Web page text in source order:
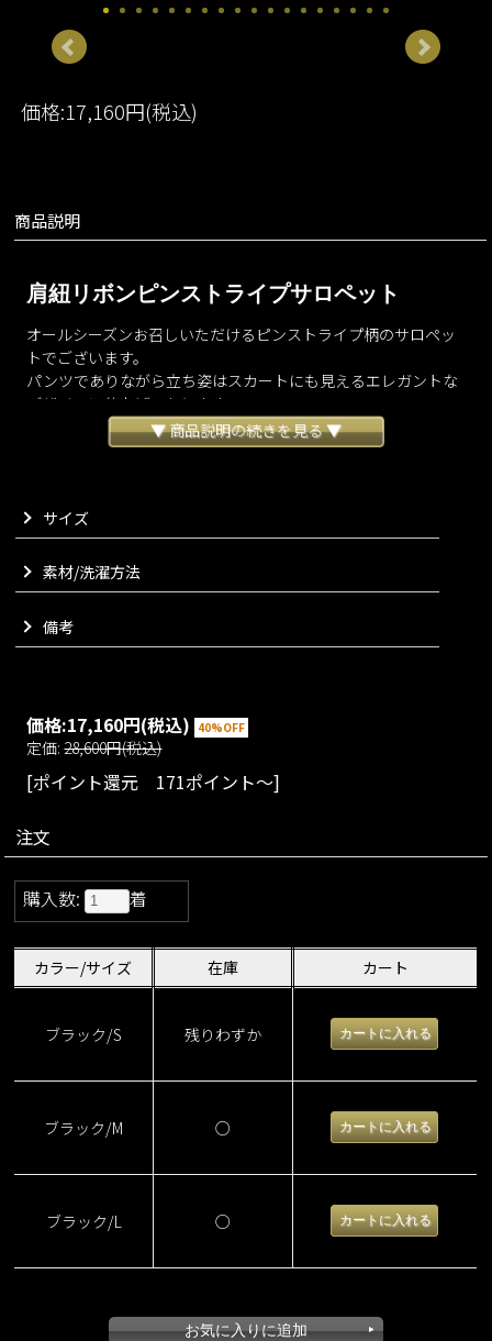
価格:17,160円(税込)
商品説明
肩紐リボンピンストライプサロペット
オールシーズンお召しいただけるピンストライプ柄のサロペッ
トでございます。
パンツでありながら立ち姿はスカートにも見えるエレガントな
デザインに仕上げております。
動きによって変化するシルエットをぜひお楽しみくださいま
肩紐はお好みの長さで調整が可能なのも嬉しいポイント。
快適な着心地ながらきれいめな印象でお楽しみいただける大人
の一着に仕上がりました。
別売りのピンストライプモダンジレとセットアップでお楽しみ
VARIATION
Matching materials
こちらはセットアップでお楽しみいただけます
▼ 商品説明の続きを見る ▼
サイズ
素材/洗濯方法
備考
価格:17,160円(税込) 40%OFF
定価:28,600円(税込)
[ポイント還元 171ポイント～]
注文
購入数: 着
カラー/サイズ 在庫 カート
ブラック/S 残りわずか
ブラック/M ○
ブラック/L ○